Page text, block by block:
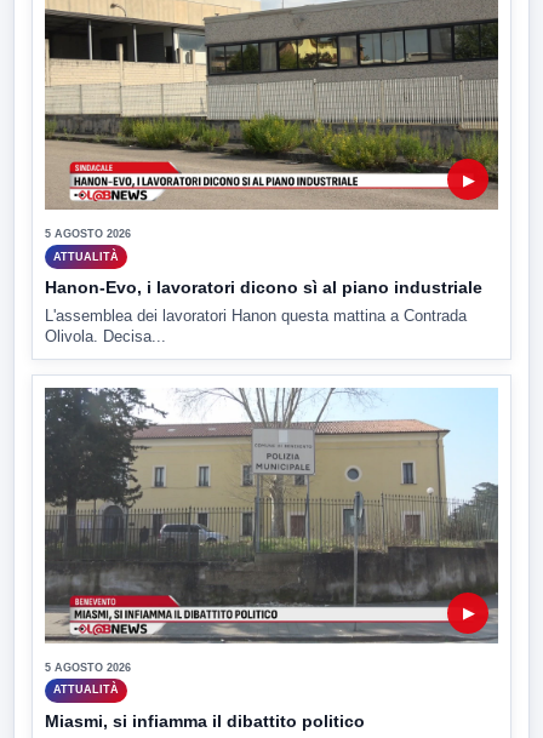
▶
5 AGOSTO 2026
ATTUALITÀ
Hanon-Evo, i lavoratori dicono sì al piano industriale
L'assemblea dei lavoratori Hanon questa mattina a Contrada
Olivola. Decisa...
▶
5 AGOSTO 2026
ATTUALITÀ
Miasmi, si infiamma il dibattito politico